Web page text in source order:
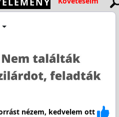
nézem, kedvelem ott